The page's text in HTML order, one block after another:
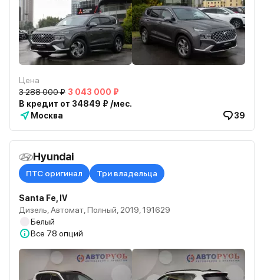
Цена
3 288 000 ₽ 3 043 000 ₽
В кредит от 34849 ₽ /мес.
Москва
39
Hyundai
ПТС оригинал Три владельца
Santa Fe, IV
Дизель, Автомат, Полный, 2019, 191629
Белый
Все 78 опций